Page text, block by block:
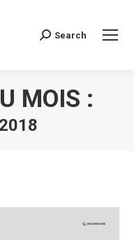
Recherche
Search
MOIS :